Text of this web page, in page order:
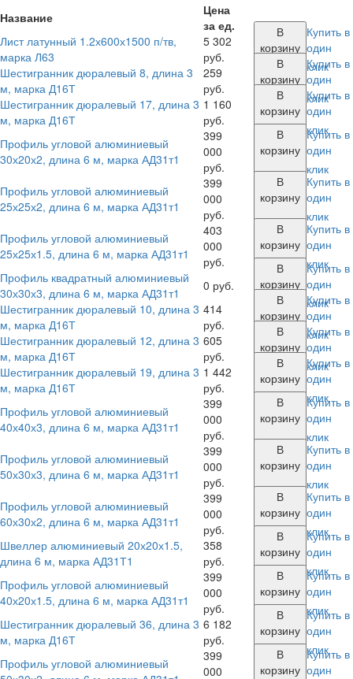
Название
Цена
за ед.
Лист латунный 1.2х600х1500 п/тв,
марка Л63
5 302
руб.
В
корзину
Купить в
один
клик
Шестигранник дюралевый 8, длина 3
м, марка Д16Т
259
руб.
В
корзину
Купить в
один
клик
Шестигранник дюралевый 17, длина 3
м, марка Д16Т
1 160
руб.
В
корзину
Купить в
один
клик
Профиль угловой алюминиевый
30х20х2, длина 6 м, марка АД31т1
399
000
руб.
В
корзину
Купить в
один
клик
Профиль угловой алюминиевый
25х25х2, длина 6 м, марка АД31т1
399
000
руб.
В
корзину
Купить в
один
клик
Профиль угловой алюминиевый
25х25х1.5, длина 6 м, марка АД31т1
403
000
руб.
В
корзину
Купить в
один
клик
Профиль квадратный алюминиевый
30х30х3, длина 6 м, марка АД31т1
0 руб.
В
корзину
Купить в
один
клик
Шестигранник дюралевый 10, длина 3
м, марка Д16Т
414
руб.
В
корзину
Купить в
один
клик
Шестигранник дюралевый 12, длина 3
м, марка Д16Т
605
руб.
В
корзину
Купить в
один
клик
Шестигранник дюралевый 19, длина 3
м, марка Д16Т
1 442
руб.
В
корзину
Купить в
один
клик
Профиль угловой алюминиевый
40х40х3, длина 6 м, марка АД31т1
399
000
руб.
В
корзину
Купить в
один
клик
Профиль угловой алюминиевый
50х30х3, длина 6 м, марка АД31т1
399
000
руб.
В
корзину
Купить в
один
клик
Профиль угловой алюминиевый
60х30х2, длина 6 м, марка АД31т1
399
000
руб.
В
корзину
Купить в
один
клик
Швеллер алюминиевый 20х20х1.5,
длина 6 м, марка АД31Т1
358
руб.
В
корзину
Купить в
один
клик
Профиль угловой алюминиевый
40х20х1.5, длина 6 м, марка АД31т1
399
000
руб.
В
корзину
Купить в
один
клик
Шестигранник дюралевый 36, длина 3
м, марка Д16Т
6 182
руб.
В
корзину
Купить в
один
клик
Профиль угловой алюминиевый
399
000
В
корзину
Купить в
один